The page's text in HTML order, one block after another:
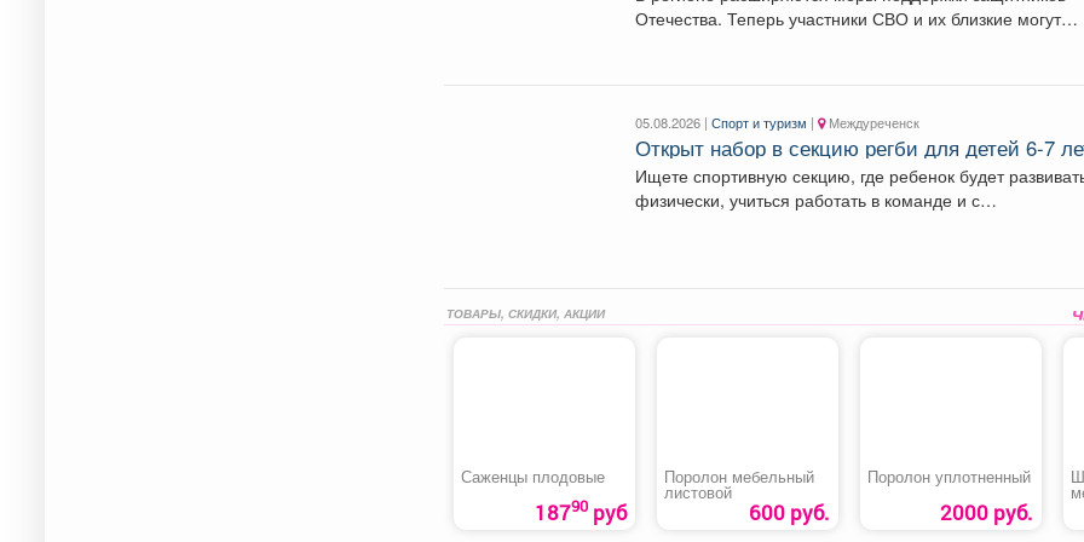
Отечества. Теперь участники СВО и их близкие могут
05.08.2026 |Спорт и туризм | Междуреченск
Открыт набор в секцию регби для детей 6-7
Ищете спортивную секцию, где ребенок будет
физически, учиться работать в команде и с
ТОВАРЫ, СКИДКИ, АКЦИИ
Саженцы плодовые
18790руб
Поролон мебельный
листовой
600 руб.
Поролон уплотненный
2000 руб.